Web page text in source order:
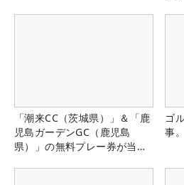
「潮来CC（茨城県）」＆「鹿
児島ガーデンGC（鹿児島
県）」の無料プレー券が当た
ゴ
事